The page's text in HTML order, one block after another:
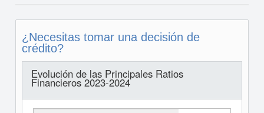
¿Necesitas tomar una decisión de
crédito?
Evolución de las Principales Ratios
Financieros 2023-2024